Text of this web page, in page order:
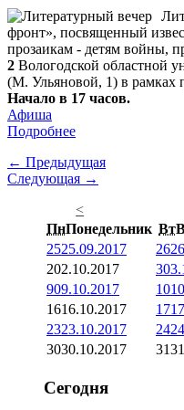
фронт», посвященный
прозаикам - детям войны,
2 Вологодской областной
(М. Ульяновой, 1) в рамках
Начало в 17 часов.
Афиша
Подробнее
← Предыдущая
Следующая →
<
ПнПонедельник Вт
2525.09.2017 26
202.10.2017 3
909.10.2017 10
1616.10.2017 17
2323.10.2017 24
3030.10.2017 31
Сегодня